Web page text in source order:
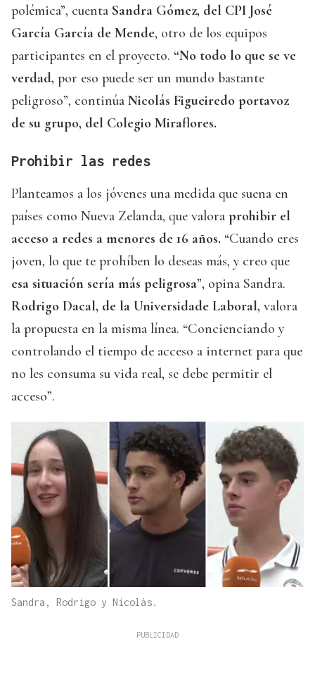
polémica”, cuenta Sandra Gómez, del CPI José
García García de Mende, otro de los equipos
participantes en el proyecto. “No todo lo que se ve
verdad, por eso puede ser un mundo bastante
peligroso”, continúa Nicolás Figueiredo portavoz
de su grupo, del Colegio Miraflores.
Prohibir las redes
Planteamos a los jóvenes una medida que suena en
países como Nueva Zelanda, que valora prohibir el
acceso a redes a menores de 16 años. “Cuando eres
joven, lo que te prohíben lo deseas más, y creo que
esa situación sería más peligrosa”, opina Sandra.
Rodrigo Dacal, de la Universidade Laboral, valora
la propuesta en la misma línea. “Concienciando y
controlando el tiempo de acceso a internet para que
no les consuma su vida real, se debe permitir el
acceso”.
Sandra, Rodrigo y Nicolás.